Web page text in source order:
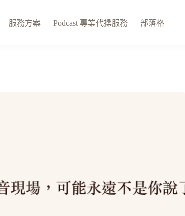
服務方案 Podcast 專業代操服務 部落格